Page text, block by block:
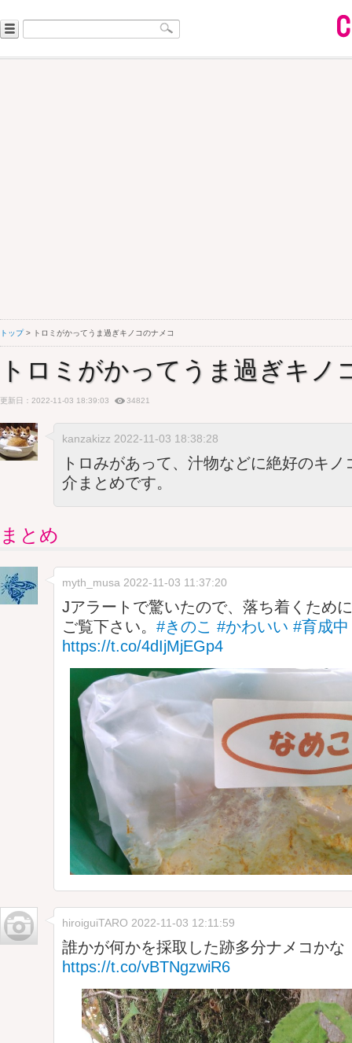
トップ> トロミがかってうま過ぎキノコのナメコ
トロミがかってうま過ぎキノ
更新日：2022-11-03 18:39:03 34821
kanzakizz 2022-11-03 18:38:28
トロみがあって、汁物などに絶好のキ
介まとめです。
まとめ
myth_musa 2022-11-03 11:37:20
Jアラートで驚いたので、落ち着くため
ご覧下さい。 #きのこ #かわいい #育成中
https://t.co/4dIjMjEGp4
hiroiguiTARO 2022-11-03 12:11:59
誰かが何かを採取した跡多分ナメコかな
https://t.co/vBTNgzwiR6